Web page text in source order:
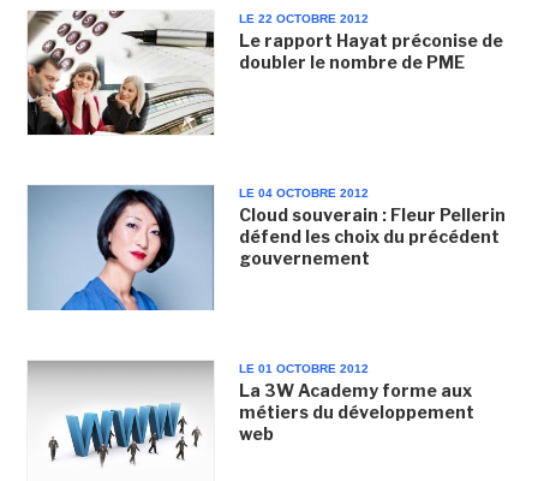
LE 22 OCTOBRE 2012
Le rapport Hayat préconise de
doubler le nombre de PME
LE 04 OCTOBRE 2012
Cloud souverain : Fleur Pellerin
défend les choix du précédent
gouvernement
LE 01 OCTOBRE 2012
La 3W Academy forme aux
métiers du développement
web